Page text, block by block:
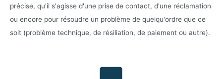
précise, qu'il s'agisse d'une prise de contact, d'une réclamation
ou encore pour résoudre un problème de quelqu'ordre que ce
soit (problème technique, de résiliation, de paiement ou autre).